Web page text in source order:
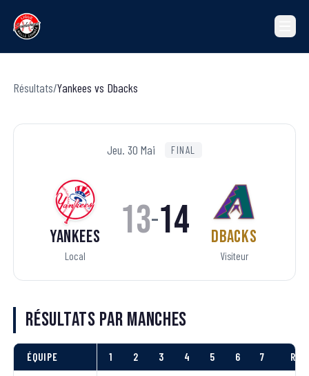
Résultats/Yankees vs Dbacks
Jeu. 30 Mai FINAL
Yankees
Local
13–14 Dbacks
Visiteur
Résultats par manches
ÉQUIPE 1 2 3 4 5 6 7 R